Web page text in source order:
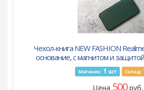
Чехол-книга NEW FASHION
основание, с магнитом и
Магазин: 1 шт Склад:
Цена 500руб.